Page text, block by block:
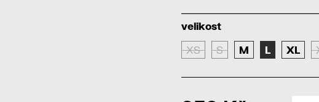
velikost
XS S M L XL